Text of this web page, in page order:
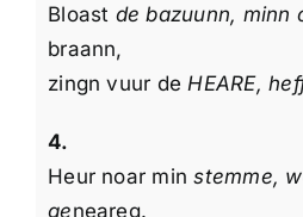
Bloast de bazuunn, minn
braann,
zingn vuur de HEARE,
4.
Heur noar min stemme,
geneareg.